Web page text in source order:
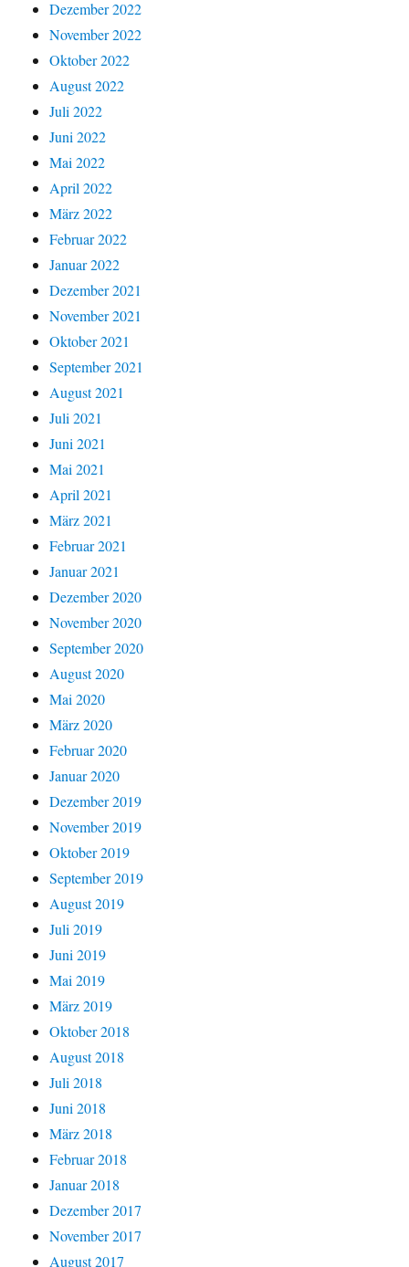
Dezember 2022
November 2022
Oktober 2022
August 2022
Juli 2022
Juni 2022
Mai 2022
April 2022
März 2022
Februar 2022
Januar 2022
Dezember 2021
November 2021
Oktober 2021
September 2021
August 2021
Juli 2021
Juni 2021
Mai 2021
April 2021
März 2021
Februar 2021
Januar 2021
Dezember 2020
November 2020
September 2020
August 2020
Mai 2020
März 2020
Februar 2020
Januar 2020
Dezember 2019
November 2019
Oktober 2019
September 2019
August 2019
Juli 2019
Juni 2019
Mai 2019
März 2019
Oktober 2018
August 2018
Juli 2018
Juni 2018
März 2018
Februar 2018
Januar 2018
Dezember 2017
November 2017
August 2017